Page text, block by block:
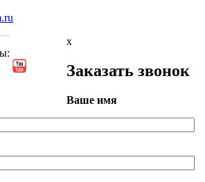
x
Заказать звонок
Ваше имя